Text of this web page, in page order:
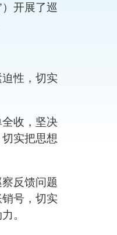
） 开展了巡
性，切实
收，坚决
实把思想
反馈问题
号 ， 切实
。